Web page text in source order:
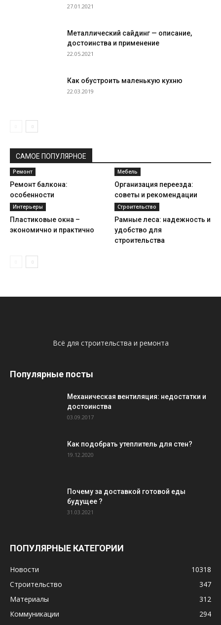
27.01.2021
Металлический сайдинг — описание,
достоинства и применение
22.05.2021
Как обустроить маленькую кухню
22.03.2019
САМОЕ ПОПУЛЯРНОЕ
Ремонт
Ремонт балкона:
особенности
Мебель
Организация переезда:
советы и рекомендации
Интерьеры
Пластиковые окна –
экономично и практично
Строительство
Рамные леса: надежность и
удобство для
строительства
Всё для строительства и ремонта
Популярные посты
Механическая вентиляция: недостатки и
достоинства
03.09.2017
Как подобрать утеплитель для стен?
19.12.2020
Почему за доставкой готовой еды
будущее ?
31.03.2021
ПОПУЛЯРНЫЕ КАТЕГОРИИ
Новости
10318
Строительство
347
Материалы
312
Коммуникации
294